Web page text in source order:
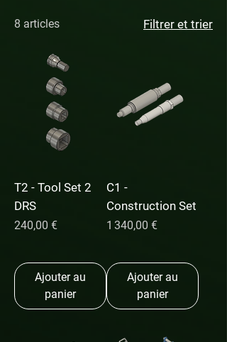
8 articles Filtrer et trier
T2 - Tool Set 2
DRS
Prix
240,00 €
Ajouter au
panier
C1 -
Construction Set
Prix
1 340,00 €
Ajouter au
panier